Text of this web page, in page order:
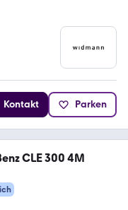
Kontakt Parken
CLE 300 4M